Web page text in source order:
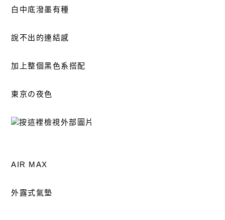
白中底潑墨有種
說不出的連結感
加上整個黑色系搭配
東京の夜色
AIR MAX
外露式氣墊